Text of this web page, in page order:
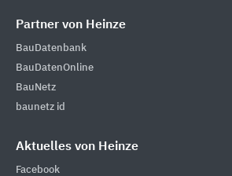
Partner von Heinze
BauDatenbank
BauDatenOnline
BauNetz
baunetz id
Aktuelles von Heinze
Facebook